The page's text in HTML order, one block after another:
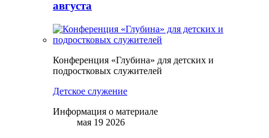
августа
Конференция «Глубина» для детских и
подростковых служителей
Детское служение
Информация о материале
мая 19 2026